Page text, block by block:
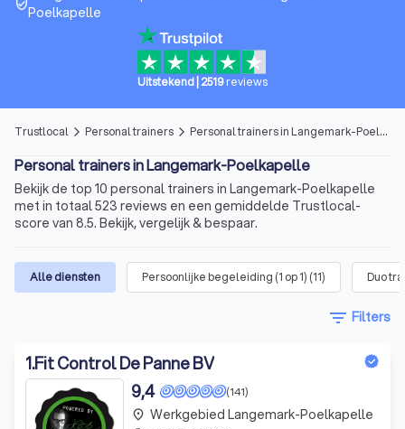
verified_userPoelkapelle
Uitstekend 2519reviews
Trustlocal arrow_forward_ios Personal trainers arrow_forward_ios Personal trainers in Langemark-Poelkapelle
Personal trainers in Langemark-Poelkapelle
Bekijk de top 10 personal trainers in Langemark-Poelkapelle
met in totaal 523 reviews en een gemiddelde Trustlocal-
score van 8.5. Bekijk, vergelijk & bespaar.
Alle diensten Persoonlijke begeleiding (1 op 1) (11) Duo
filter_list Filters
1.Fit Control De Panne BV
(141)
9,4
place Werkgebied Langemark-Poelkapelle